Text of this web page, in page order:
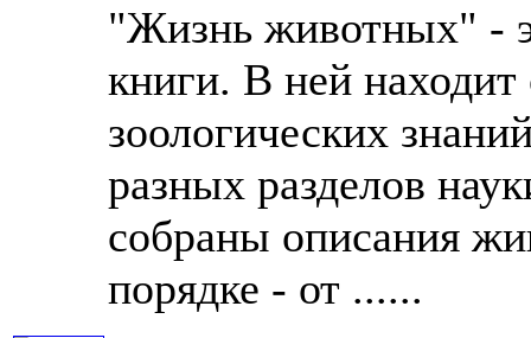
"Жизнь животных" -
книги. В ней находит
зоологических
разных разделов
собраны описания
порядке - от ......